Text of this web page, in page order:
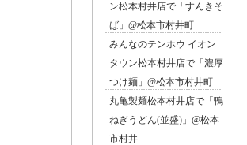
ン松本村井店で「すんきそ
ば」@松本市村井町
みんなのテンホウ イオン
タウン松本村井店で「濃厚
つけ麺」@松本市村井町
丸亀製麺松本村井店で「鴨
ねぎうどん(並盛)」@松本
市村井